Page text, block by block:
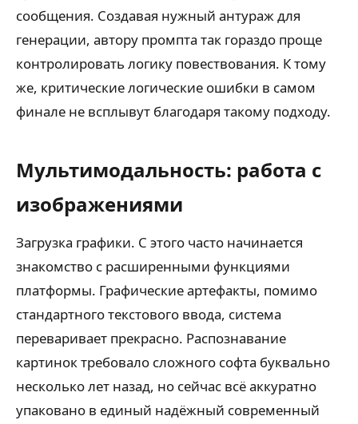
сообщения. Создавая нужный антураж для
генерации, автору промпта так гораздо проще
контролировать логику повествования. К тому
же, критические логические ошибки в самом
финале не всплывут благодаря такому подходу.
Мультимодальность: работа с
изображениями
Загрузка графики. С этого часто начинается
знакомство с расширенными функциями
платформы. Графические артефакты, помимо
стандартного текстового ввода, система
переваривает прекрасно. Распознавание
картинок требовало сложного софта буквально
несколько лет назад, но сейчас всё аккуратно
упаковано в единый надёжный современный